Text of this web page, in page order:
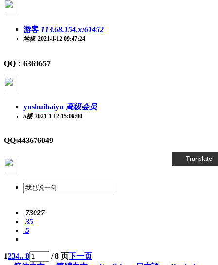
游客 113.68.154.x:61452
地板2021-1-12 09:47:24
QQ：6369657
yushuihaiyu 高级会员
5楼 2021-1-12 15:06:00
QQ:443676049
73027
35
5
1234.. 8 / 8 页下一页
Translate